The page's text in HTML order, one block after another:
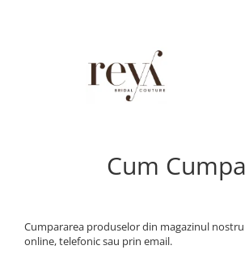
Rochii de seara
Rochii domnisoare de onoare
Rochii cununie civila
Jachete mireasa
Evantaie
Cutii verighete
Cum
Cumpararea produselor din magazinul
online, telefonic sau prin email.